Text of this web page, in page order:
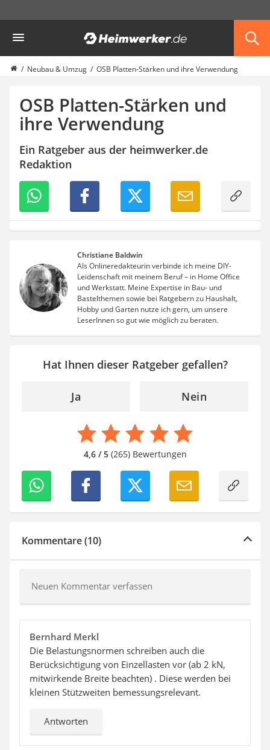
Haus & Bau
Außenleuchte mit Kamera
Ozongenerator
Smart-Home-Rauchmelder
Schlüsseltresor
Überwachungskameras außen
Reizstromgerät
Infrarot-Thermometer
GPS-Tracker
Heizkissen
Digitale Zeitschaltuhr
Paketbriefkasten
Fensterkontaktschalter
LED-Baustrahler
Aluleiter
Tiefengrund
LED-Beamer
Video-Türsprechanlage
Neubau & Umzug OSB Platten-Stärken und ihre Verwendung
OSB Platten-Stärken und
ihre Verwendung
Ein Ratgeber aus der heimwerker.de
Redaktion
Christiane Baldwin
Als Onlineredakteurin verbinde ich meine DIY-
Leidenschaft mit meinem Beruf – in Home Office
und Werkstatt. Meine Expertise in Bau- und
Bastelthemen sowie bei Ratgebern zu Haushalt,
Hobby und Garten nutze ich gern, um unsere
LeserInnen so gut wie möglich zu beraten.
Hat Ihnen dieser Ratgeber gefallen?
Ja Nein
4,6 / 5(265) Bewertungen
Kommentare (10)
Neuen Kommentar verfassen
Bernhard Merkl
Die Belastungsnormen schreiben auch die
Berücksichtigung von Einzellasten vor (ab 2 kN,
mitwirkende Breite beachten) . Diese werden bei
kleinen Stützweiten bemessungsrelevant.
Antworten